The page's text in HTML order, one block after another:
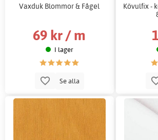
Vaxduk Blommor & Fågel
69 kr / m
I lager
Se alla
Kövulfix -